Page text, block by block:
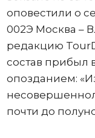
оповестили о
002Э Москва –
редакцию
состав прибыл
опозданием:
почти до